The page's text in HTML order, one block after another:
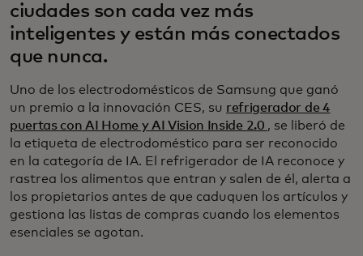
ciudades son cada vez más
inteligentes y están más conectados
que nunca.
Uno de los electrodomésticos de Samsung que ganó
un premio a la innovación CES, su refrigerador de 4
puertas con AI Home y AI Vision Inside 2.0 , se liberó de
la etiqueta de electrodoméstico para ser reconocido
en la categoría de IA. El refrigerador de IA reconoce y
rastrea los alimentos que entran y salen de él, alerta a
los propietarios antes de que caduquen los artículos y
gestiona las listas de compras cuando los elementos
esenciales se agotan.